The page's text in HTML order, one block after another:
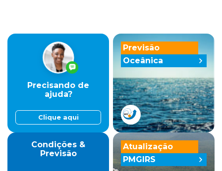
Previsão
Oceânica
Precisando de
ajuda?
Clique aqui
Condições &
Previsão
Atualização
PMGIRS